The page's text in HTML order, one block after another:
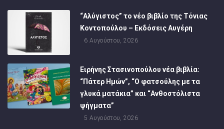
“Αλύγιστος” το νέο βιβλίο της Τόνιας
Κοντοπούλου – Εκδόσεις Αυγέρη
6 Αυγούστου, 2026
Ειρήνης Στασινοπούλου νέα βιβλία:
“Πάτερ Ημών”, “Ο φατσούλης με τα
γλυκά ματάκια” και “Ανθοστόλιστα
ψήγματα”
5 Αυγούστου, 2026